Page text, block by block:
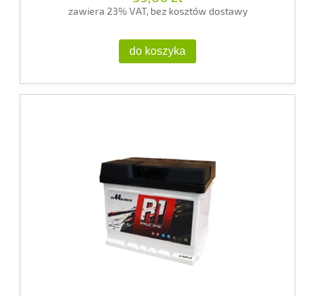
zawiera 23% VAT, bez kosztów dostawy
do koszyka